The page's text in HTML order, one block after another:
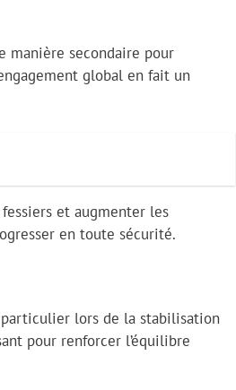
manière secondaire pour
global en fait un
et augmenter les
en toute sécurité.
lors de la stabilisation
pour renforcer l’équilibre